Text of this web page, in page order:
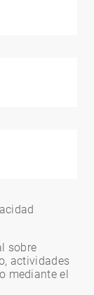
sobre
actividades
mediante el